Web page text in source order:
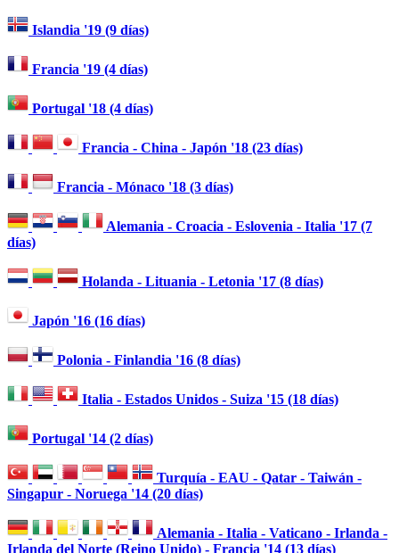
Islandia '19 (9 días)
Francia '19 (4 días)
Portugal '18 (4 días)
Francia - China - Japón '18 (23 días)
Francia - Mónaco '18 (3 días)
Alemania - Croacia - Eslovenia - Italia '17 (7
días)
Holanda - Lituania - Letonia '17 (8 días)
Japón '16 (16 días)
Polonia - Finlandia '16 (8 días)
Italia - Estados Unidos - Suiza '15 (18 días)
Portugal '14 (2 días)
Turquía - EAU - Qatar - Taiwán -
Singapur - Noruega '14 (20 días)
Alemania - Italia - Vaticano - Irlanda -
Irlanda del Norte (Reino Unido) - Francia '14 (13 días)